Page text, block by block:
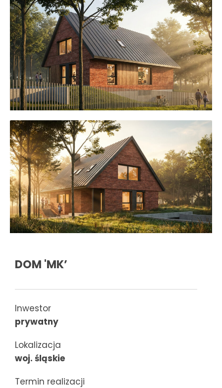
DOM 'MK’
Inwestor
prywatny
Lokalizacja
woj. śląskie
Termin realizacji